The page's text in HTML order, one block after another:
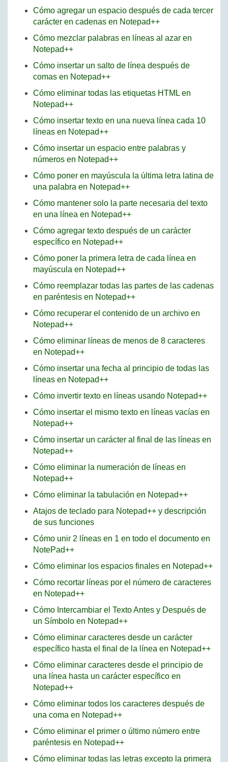
Cómo agregar un espacio después de cada tercer
carácter en cadenas en Notepad++
Cómo mezclar palabras en líneas al azar en
Notepad++
Cómo insertar un salto de línea después de
comas en Notepad++
Cómo eliminar todas las etiquetas HTML en
Notepad++
Cómo insertar texto en una nueva línea cada 10
líneas en Notepad++
Cómo insertar un espacio entre palabras y
números en Notepad++
Cómo poner en mayúscula la última letra latina de
una palabra en Notepad++
Cómo mantener solo la parte necesaria del texto
en una línea en Notepad++
Cómo agregar texto después de un carácter
específico en Notepad++
Cómo poner la primera letra de cada línea en
mayúscula en Notepad++
Cómo reemplazar todas las partes de las cadenas
en paréntesis en Notepad++
Cómo recuperar el contenido de un archivo en
Notepad++
Cómo eliminar líneas de menos de 8 caracteres
en Notepad++
Cómo insertar una fecha al principio de todas las
líneas en Notepad++
Cómo invertir texto en líneas usando Notepad++
Cómo insertar el mismo texto en líneas vacías en
Notepad++
Cómo insertar un carácter al final de las líneas en
Notepad++
Cómo eliminar la numeración de líneas en
Notepad++
Cómo eliminar la tabulación en Notepad++
Atajos de teclado para Notepad++ y descripción
de sus funciones
Cómo unir 2 líneas en 1 en todo el documento en
NotePad++
Cómo eliminar los espacios finales en Notepad++
Cómo recortar líneas por el número de caracteres
en Notepad++
Cómo Intercambiar el Texto Antes y Después de
un Símbolo en Notepad++
Cómo eliminar caracteres desde un carácter
específico hasta el final de la línea en Notepad++
Cómo eliminar caracteres desde el principio de
una línea hasta un carácter específico en
Notepad++
Cómo eliminar todos los caracteres después de
una coma en Notepad++
Cómo eliminar el primer o último número entre
paréntesis en Notepad++
Cómo eliminar todas las letras excepto la primera